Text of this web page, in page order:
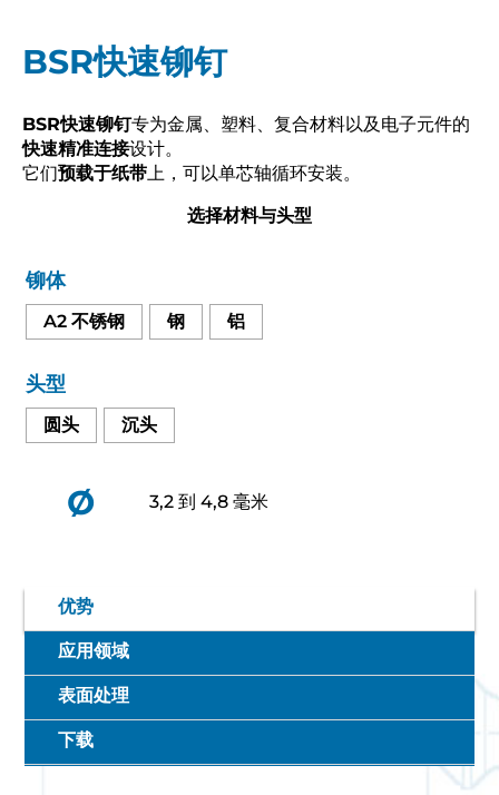
BSR快速铆钉
BSR快速铆钉专为金属、塑料、复合材料以及电子元件的
快速精准连接设计。
它们预载于纸带上，可以单芯轴循环安装。
选择材料与头型
铆体
A2 不锈钢 钢 铝
头型
圆头 沉头
Ø 3,2 到 4,8 毫米
优势
应用领域
表面处理
下载